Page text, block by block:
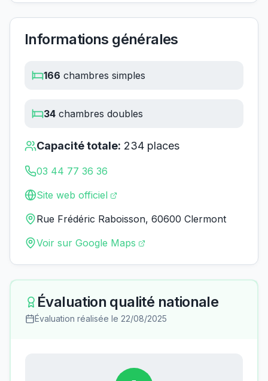
Informations générales
166 chambres simples
34 chambres doubles
Capacité totale: 234 places
03 44 77 36 36
Site web officiel
Rue Frédéric Raboisson, 60600 Clermont
Voir sur Google Maps
Évaluation qualité nationale
Évaluation réalisée le 22/08/2025